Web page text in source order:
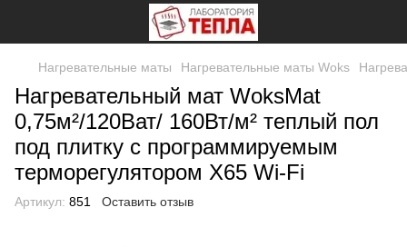
Нагревательные маты Нагревательные маты Woks
Нагревательный мат WoksMat
0,75м²/120Ват/ 160Вт/м² теплый пол
под плитку c программируемым
терморегулятором Х65 Wi-Fi
Артикул: 851 Оставить отзыв